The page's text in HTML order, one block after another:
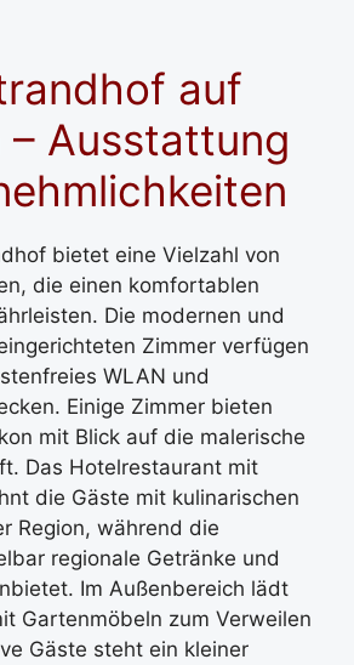
auf
– Ausstattung
bietet eine Vielzahl von
die einen komfortablen
Die modernen und
Zimmer verfügen
WLAN und
Einige Zimmer bieten
mit Blick auf die malerische
Das Hotelrestaurant mit
die Gäste mit kulinarischen
Region, während die
regionale Getränke und
Im Außenbereich lädt
Gartenmöbeln zum Verweilen
Gäste steht ein kleiner